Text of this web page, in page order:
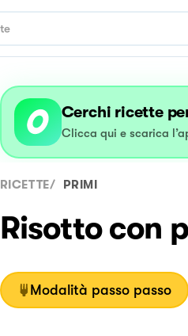
Cerchi ricette
Clicca qui e scarica
RICETTE/ PRIMI
Risotto con
Modalità passo passo